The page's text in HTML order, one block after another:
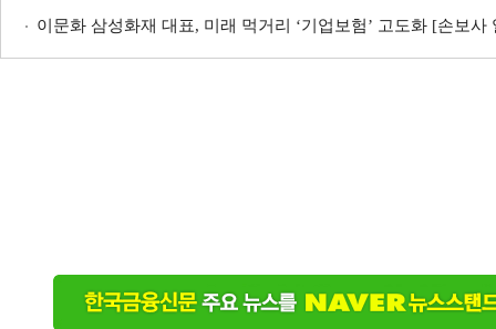
이문화 삼성화재 대표, 미래 먹거리 ‘기업보험’ 고도화 [손보사